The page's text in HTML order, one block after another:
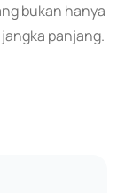
bukan hanya
panjang.